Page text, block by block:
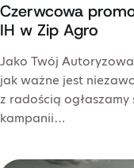
Czerwcowa
IH w Zip Agro
Jako Twój
jak ważne jest
z radością
kampanii…